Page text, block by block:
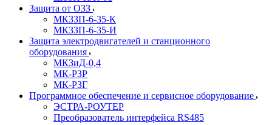
Защита от ОЗЗ
МКЗЗП-6-35-К
МКЗЗП-6-35-И
Защита элеĸтродвигателей и станционного
оборудования
МКЗиД-0,4
МК-РЗР
МК-РЗГ
Программное обеспечение и сервисное оборудование
ЭСТРА-РОУТЕР
Преобразователь интерфейса RS485